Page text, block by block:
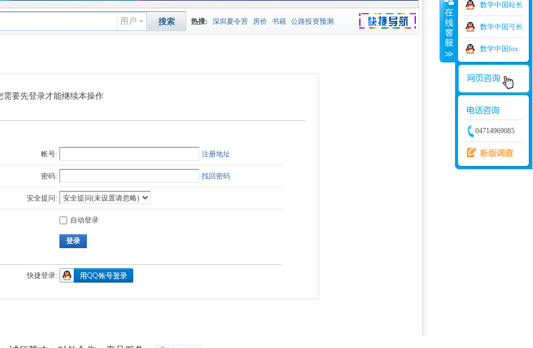
捷导航
用户 搜索 热搜: 深圳夏令营 房价 书籍 公路投资预测
需要先登录才能继续本操作
帐号: 注册地址
密码: 找回密码
安全提问:
自动登录
登录
快捷登录:
数学中国站长
数学中国弓长
数学中国fox
04714969085